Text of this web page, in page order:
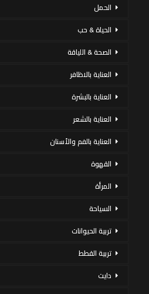
الحمل
الحياة & حب
الصحة & اللياقة
العناية بالاظافر
العناية بالبشرة
العناية بالشعر
العناية بالفم والأسنان
القهوة
المرأة
السياحة
تربية الحيوانات
تربية القطط
دايت